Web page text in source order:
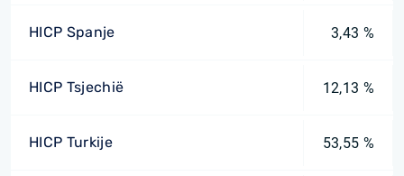
HICP Spanje 3,43 %
HICP Tsjechië 12,13 %
HICP Turkije 53,55 %